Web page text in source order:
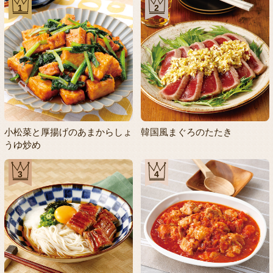
1
小松菜と厚揚げのあまからしょ
うゆ炒め
2
韓国風まぐろのたたき
3 4